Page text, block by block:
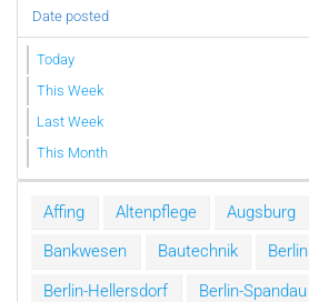
Date posted
Today
This Week
Last Week
This Month
Affing Altenpflege Augsburg
Bankwesen
Bautechnik
Berlin
Berlin-Hellersdorf
Berlin-Spandau